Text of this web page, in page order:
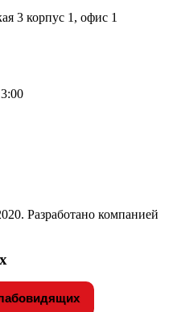
3 корпус 1, офис 1
Разработано компанией